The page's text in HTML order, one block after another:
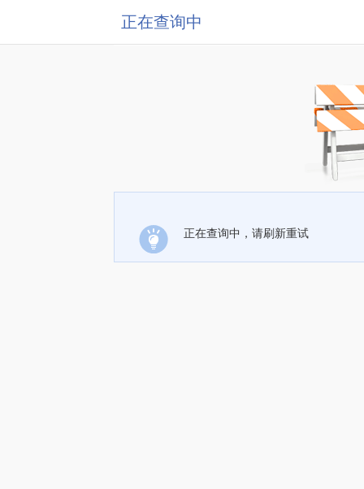
正在查询中
正在查询中，请刷新重试